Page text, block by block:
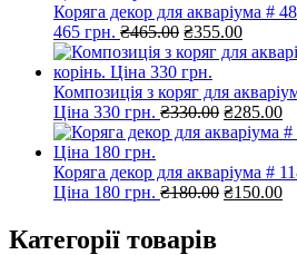
Коряга декор для акваріума #
465 грн. ₴465.00 Оригінальна
ціна:
₴465.00.
₴355.00Поточна
ціна:
Композиція з коряг для
Ціна 330 грн. ₴330.00
ціна:
₴285.00
Коряга декор для акваріума #
Ціна 180 грн. ₴180.00 ₴150.00
Категорії товарів